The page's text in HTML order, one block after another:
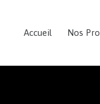
Accueil Nos